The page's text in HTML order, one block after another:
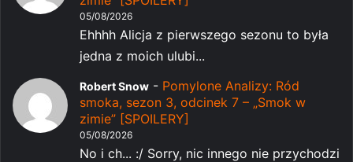
05/08/2026
Ehhhh Alicja z pierwszego sezonu to była
jedna z moich ulubi...
Robert Snow - Pomylone Analizy: Ród
smoka, sezon 3, odcinek 7 – „Smok w
zimie” [SPOILERY]
05/08/2026
No i ch... :/ Sorry, nic innego nie przychodzi